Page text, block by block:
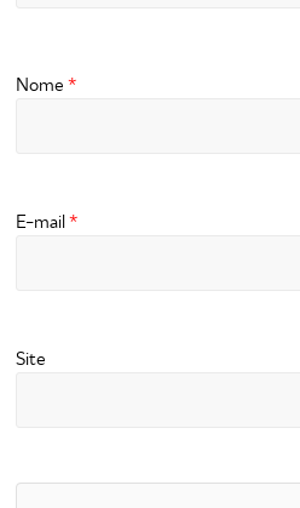
Nome*
E-mail*
Site